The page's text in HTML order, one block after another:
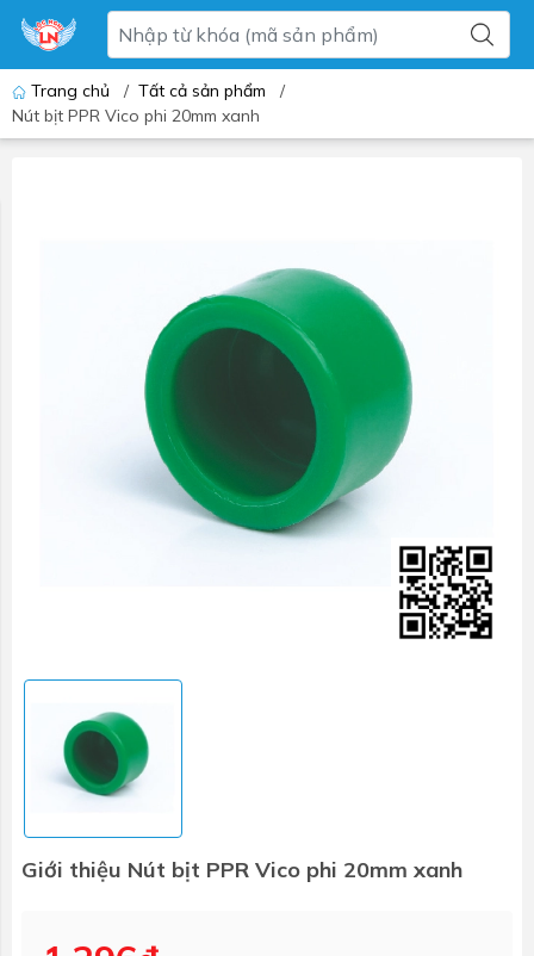
Trang chủ / Tất cả sản phẩm
/
Nút bịt PPR Vico phi 20mm xanh
Giới thiệu Nút bịt PPR Vico phi 20mm xanh